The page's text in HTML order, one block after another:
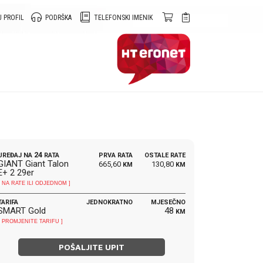
TELEFONSKI IMENIK
PODRŠKA
PROFIL
NA 24 RATA
Giant Talon
2 29er
NA RATE ILI ODJEDNOM ]
PRVA RATA
665,60 KM
OSTALE RATE
130,80 KM
Gold
PROMJENITE TARIFU ]
JEDNOKRATNO MJESEČNO
48 KM
POŠALJITE UPIT